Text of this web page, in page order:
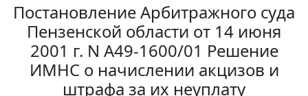
Постановление Арбитражного суда
Пензенской области от 14 июня
2001 г. N А49-1600/01 Решение
ИМНС о начислении акцизов и
штрафа за их неуплату